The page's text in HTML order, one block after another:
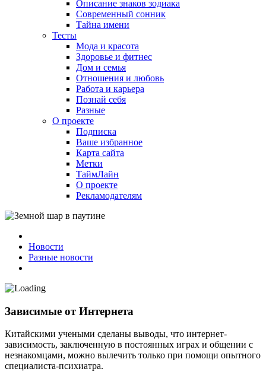
Описание знаков зодиака
Современный сонник
Тайна имени
Тесты
Мода и красота
Здоровье и фитнес
Дом и семья
Отношения и любовь
Работа и карьера
Познай себя
Разные
О проекте
Подписка
Ваше избранное
Карта сайта
Метки
ТаймЛайн
О проекте
Рекламодателям
Новости
Разные новости
Зависимые от Интернета
Китайскими учеными сделаны выводы, что интернет-
зависимость, заключенную в постоянных играх и общении с
незнакомцами, можно вылечить только при помощи опытного
специалиста-психиатра.